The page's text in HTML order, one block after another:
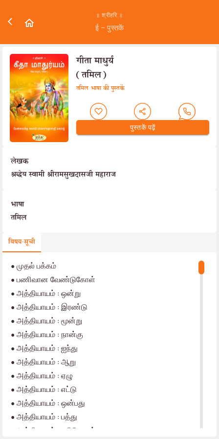
॥ श्रीहरि:॥
ई – पुस्तकें
गीता माधुर्य
(तमिल)
तमिल भाषा की पुस्तकें
पुस्तकें पढ़ें
लेखक
श्रद्धेय स्वामी श्रीरामसुखदासजी महाराज
भाषा
तमिल
विषय-सूची
• முதல் பக்கம்
• பணிவான வேண்டுகோள்
• அத்தியாயம் : ஒன்று
• அத்தியாயம் : இரண்டு
• அத்தியாயம் : மூன்று
• அத்தியாயம் : நான்கு
• அத்தியாயம் : ஐந்து
• அத்தியாயம் : ஆறு
• அத்தியாயம் : ஏழு
• அத்தியாயம் : எட்டு
• அத்தியாயம் : ஒன்பது
• அத்தியாயம் : பத்து